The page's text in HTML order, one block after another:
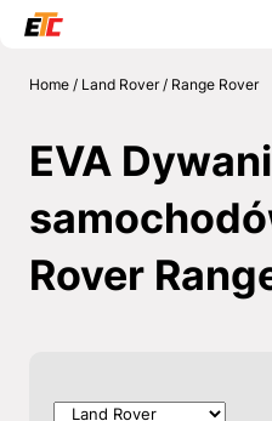
Home/ Land Rover/ Range Rover
EVA
Rover